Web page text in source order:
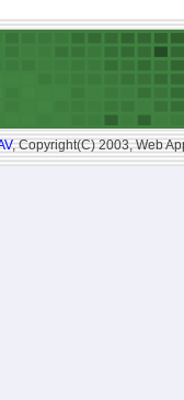
, Copyright(C) 2003, Web